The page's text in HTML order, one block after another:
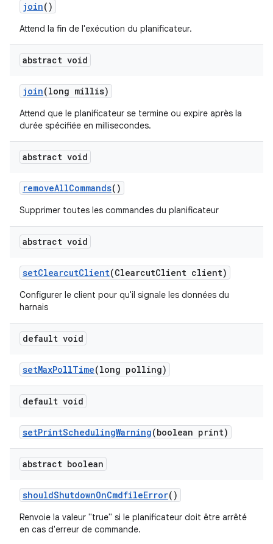
join()
Attend la fin de l'exécution du planificateur.
abstract void
join(long millis)
Attend que le planificateur se termine ou expire après la
durée spécifiée en millisecondes.
abstract void
removeAllCommands()
Supprimer toutes les commandes du planificateur
abstract void
setClearcutClient(ClearcutClient client)
Configurer le client pour qu'il signale les données du
harnais
default void
setMaxPollTime(long polling)
default void
setPrintSchedulingWarning(boolean print)
abstract boolean
shouldShutdownOnCmdfileError()
Renvoie la valeur "true" si le planificateur doit être arrêté
en cas d'erreur de commande.